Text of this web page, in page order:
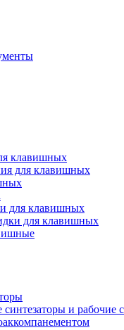
клавишных
для клавишных
для клавишных
для клавишных
и рабочие